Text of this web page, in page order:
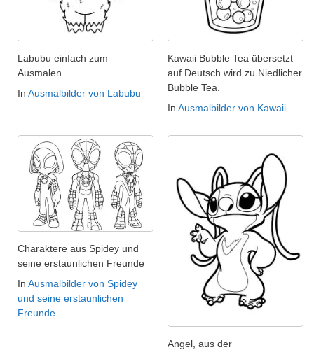
Labubu einfach zum
Ausmalen
In Ausmalbilder von Labubu
Kawaii Bubble Tea übersetzt
auf Deutsch wird zu Niedlicher
Bubble Tea.
In Ausmalbilder von Kawaii
Charaktere aus Spidey und
seine erstaunlichen Freunde
In Ausmalbilder von Spidey
und seine erstaunlichen
Freunde
Angel, aus der